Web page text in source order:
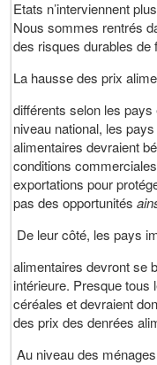
Etats n’interviennent
Nous sommes rentrés
des risques durables
La hausse des prix
différents selon les
niveau national, les
alimentaires devraient
conditions
exportations pour
pas des opportunités
De leur côté, les pays
alimentaires devront se
intérieure. Presque
céréales et devraient
des prix des denrées
Au niveau des